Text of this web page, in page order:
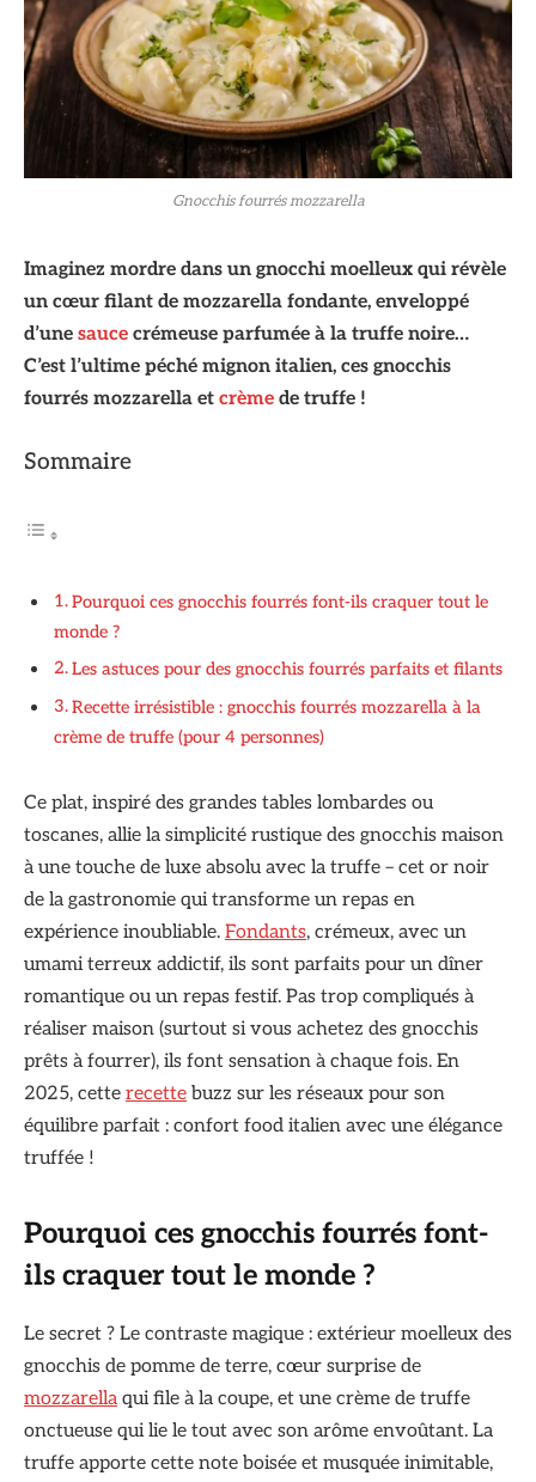
Gnocchis fourrés mozzarella
Imaginez mordre dans un gnocchi moelleux qui révèle
un cœur filant de mozzarella fondante, enveloppé
d’une sauce crémeuse parfumée à la truffe noire…
C’est l’ultime péché mignon italien, ces gnocchis
fourrés mozzarella et crème de truffe !
Sommaire
Pourquoi ces gnocchis fourrés font-ils craquer tout le
monde ?
Les astuces pour des gnocchis fourrés parfaits et filants
Recette irrésistible : gnocchis fourrés mozzarella à la
crème de truffe (pour 4 personnes)
Ce plat, inspiré des grandes tables lombardes ou
toscanes, allie la simplicité rustique des gnocchis maison
à une touche de luxe absolu avec la truffe – cet or noir
de la gastronomie qui transforme un repas en
expérience inoubliable. Fondants, crémeux, avec un
umami terreux addictif, ils sont parfaits pour un dîner
romantique ou un repas festif. Pas trop compliqués à
réaliser maison (surtout si vous achetez des gnocchis
prêts à fourrer), ils font sensation à chaque fois. En
2025, cette recette buzz sur les réseaux pour son
équilibre parfait : confort food italien avec une élégance
truffée !
Pourquoi ces gnocchis fourrés font-
ils craquer tout le monde ?
Le secret ? Le contraste magique : extérieur moelleux des
gnocchis de pomme de terre, cœur surprise de
mozzarella qui file à la coupe, et une crème de truffe
onctueuse qui lie le tout avec son arôme envoûtant. La
truffe apporte cette note boisée et musquée inimitable,